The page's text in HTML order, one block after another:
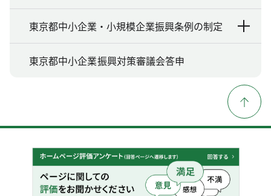
東京都中小企業・小規模企業振興条例の制定
東京都中小企業振興対策審議会答申